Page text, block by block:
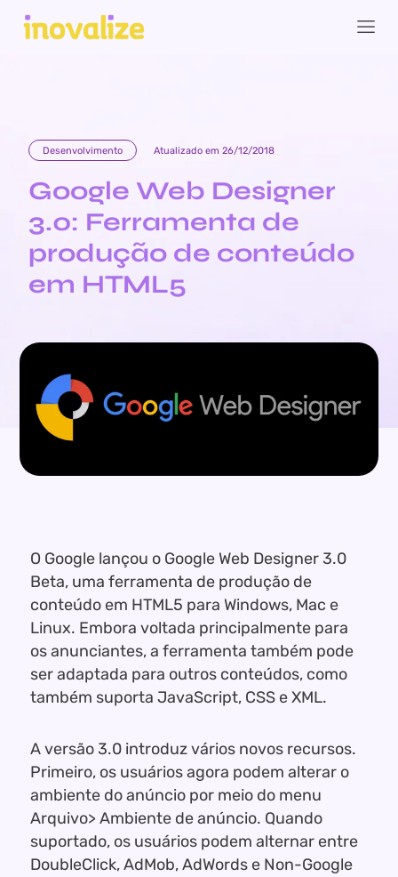
Desenvolvimento Atualizado em 26/12/2018
Google Web Designer
3.0: Ferramenta de
produção de conteúdo
em HTML5
O Google lançou o Google Web Designer 3.0
Beta, uma ferramenta de produção de
conteúdo em HTML5 para Windows, Mac e
Linux. Embora voltada principalmente para
os anunciantes, a ferramenta também pode
ser adaptada para outros conteúdos, como
também suporta JavaScript, CSS e XML.
A versão 3.0 introduz vários novos recursos.
Primeiro, os usuários agora podem alterar o
ambiente do anúncio por meio do menu
Arquivo> Ambiente de anúncio. Quando
suportado, os usuários podem alternar entre
DoubleClick, AdMob, AdWords e Non-Google